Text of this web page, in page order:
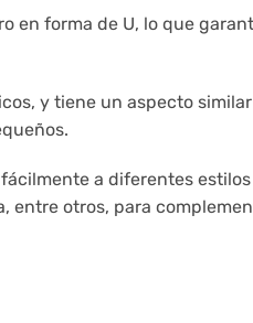
en forma de U, lo que
y tiene un aspecto
a diferentes
entre otros, para